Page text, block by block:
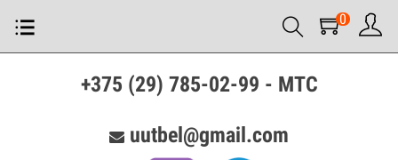
0
+375 (29) 785-02-99 - МТС
uutbel@gmail.com